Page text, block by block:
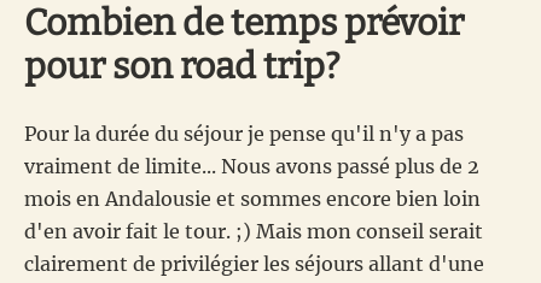
Combien de temps prévoir
pour son road trip?
Pour la durée du séjour je pense qu'il n'y a pas
vraiment de limite... Nous avons passé plus de 2
mois en Andalousie et sommes encore bien loin
d'en avoir fait le tour. ;) Mais mon conseil serait
clairement de privilégier les séjours allant d'une